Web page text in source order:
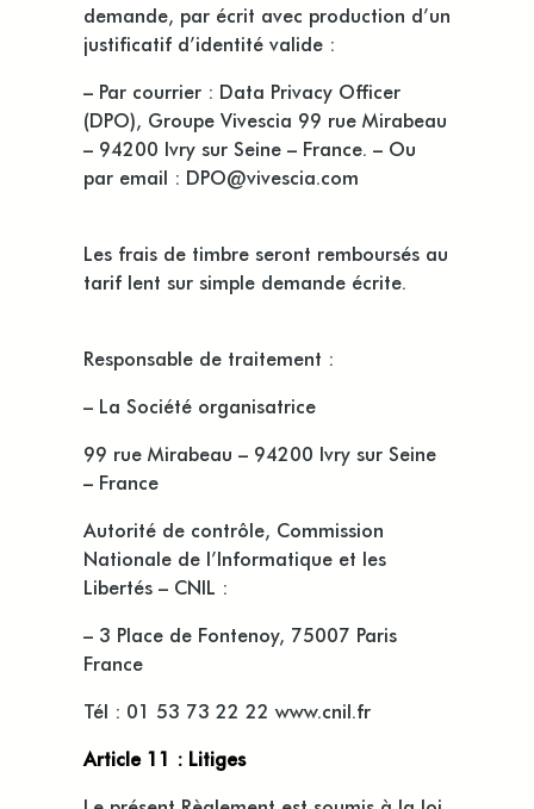
demande, par écrit avec production d’un
justificatif d’identité valide :
– Par courrier : Data Privacy Officer
(DPO), Groupe Vivescia 99 rue Mirabeau
– 94200 Ivry sur Seine – France. – Ou
par email : DPO@vivescia.com
Les frais de timbre seront remboursés au
tarif lent sur simple demande écrite.
Responsable de traitement :
– La Société organisatrice
99 rue Mirabeau – 94200 Ivry sur Seine
– France
Autorité de contrôle, Commission
Nationale de l’Informatique et les
Libertés – CNIL :
– 3 Place de Fontenoy, 75007 Paris
France
Tél : 01 53 73 22 22 www.cnil.fr
Article 11 : Litiges